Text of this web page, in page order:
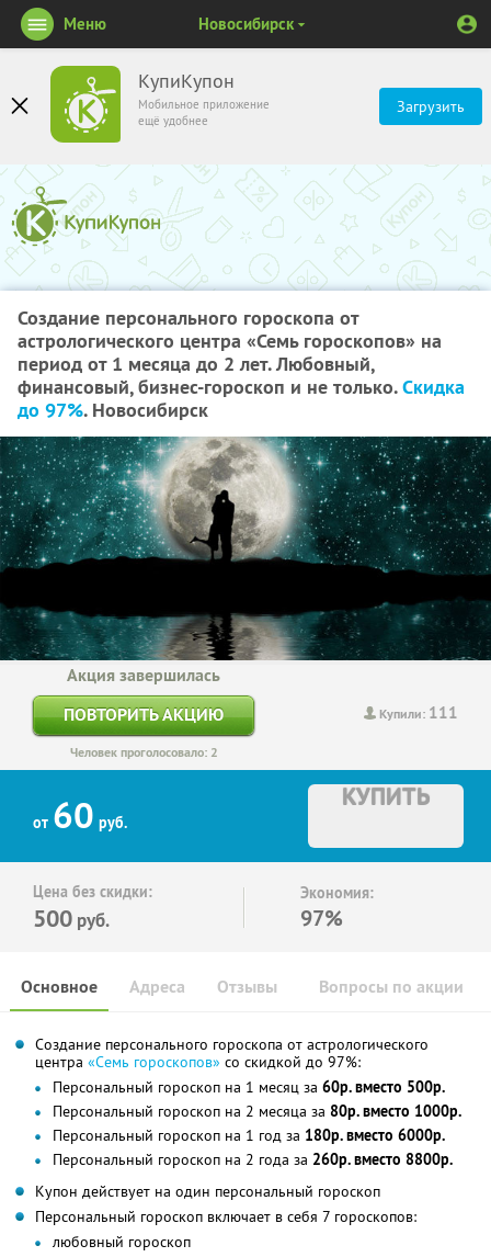
КупиКупон
Мобильное приложение
ещё удобнее
Загрузить
Меню Новосибирск
Создание персонального гороскопа от
астрологического центра «Семь гороскопов» на
период от 1 месяца до 2 лет. Любовный,
финансовый, бизнес-гороскоп и не только.Скидка
до 97%. Новосибирск
Купили: 111
Акция завершилась
ПОВТОРИТЬ АКЦИЮ
Человек проголосовало: 2
от 60 руб.
КУПИТЬ
Цена без скидки:
500 руб.
Экономия:
97%
Основное Отзывы Вопросы по акции
Адреса
Создание персонального гороскопа от астрологического
центра «Семь гороскопов» со скидкой до 97%:
Персональный гороскоп на 1 месяц за 60р. вместо 500р.
Персональный гороскоп на 2 месяца за 80р. вместо 1000р.
Персональный гороскоп на 1 год за 180р. вместо 6000р.
Персональный гороскоп на 2 года за 260р. вместо 8800р.
Купон действует на один персональный гороскоп
Персональный гороскоп включает в себя 7 гороскопов:
любовный гороскоп